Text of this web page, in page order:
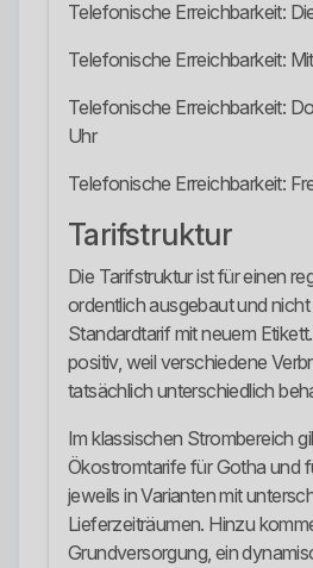
Telefonische Erreichbarkeit:
Telefonische Erreichbarkeit:
Telefonische Erreichbarkeit:
Uhr
Telefonische Erreichbarkeit:
Tarifstruktur
Die Tarifstruktur ist für einen
ordentlich ausgebaut und
Standardtarif mit neuem
positiv, weil verschiedene
tatsächlich unterschiedlich
Im klassischen Strombereich
Ökostromtarife für Gotha und
jeweils in Varianten mit
Lieferzeiträumen. Hinzu
Grundversorgung, ein